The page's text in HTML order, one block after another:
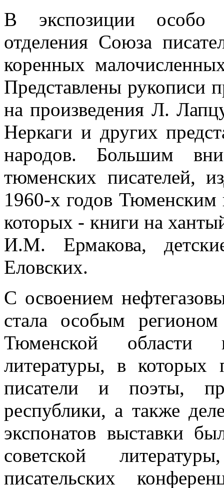
В экспозиции особо
отделения Союза
коренных
Представлены рукописи
на произведения Л.
Неркаги и других
народов. Большим
тюменских писателей,
1960-х годов Тюменским
которых - книги на
И.М. Ермакова,
Еловских.
С освоением
стала особым
Тюменской области
литературы, в которых
писатели и поэты,
республики, а также
экспонатов выставки
советской
писательских